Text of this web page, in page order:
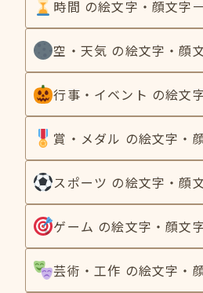
時間 の絵文字・顔文字
空・天気 の絵文字・顔
行事・イベント の絵文
賞・メダル の絵文字・
スポーツ の絵文字・顔
ゲーム の絵文字・顔文
芸術・工作 の絵文字・